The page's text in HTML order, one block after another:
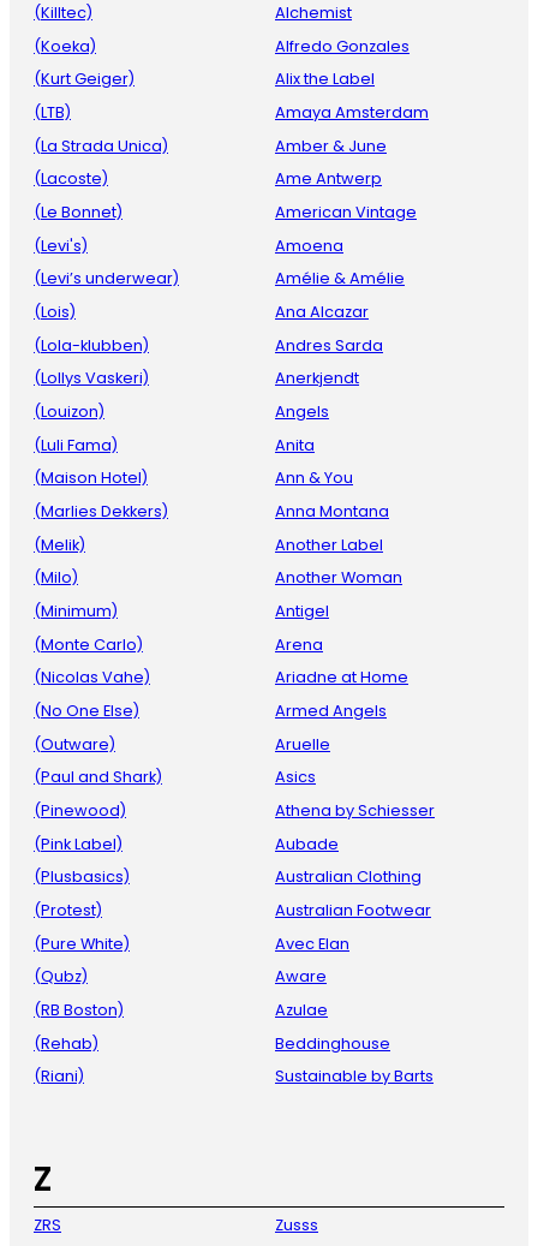
(Killtec)
(Koeka)
(Kurt Geiger)
(LTB)
(La Strada Unica)
(Lacoste)
(Le Bonnet)
(Levi's)
(Levi’s underwear)
(Lois)
(Lola-klubben)
(Lollys Vaskeri)
(Louizon)
(Luli Fama)
(Maison Hotel)
(Marlies Dekkers)
(Melik)
(Milo)
(Minimum)
(Monte Carlo)
(Nicolas Vahe)
(No One Else)
(Outware)
(Paul and Shark)
(Pinewood)
(Pink Label)
(Plusbasics)
(Protest)
(Pure White)
(Qubz)
(RB Boston)
(Rehab)
(Riani)
Alchemist
Alfredo Gonzales
Alix the Label
Amaya Amsterdam
Amber & June
Ame Antwerp
American Vintage
Amoena
Amélie & Amélie
Ana Alcazar
Andres Sarda
Anerkjendt
Angels
Anita
Ann & You
Anna Montana
Another Label
Another Woman
Antigel
Arena
Ariadne at Home
Armed Angels
Aruelle
Asics
Athena by Schiesser
Aubade
Australian Clothing
Australian Footwear
Avec Elan
Aware
Azulae
Beddinghouse
Sustainable by Barts
Z
ZRS
Zusss